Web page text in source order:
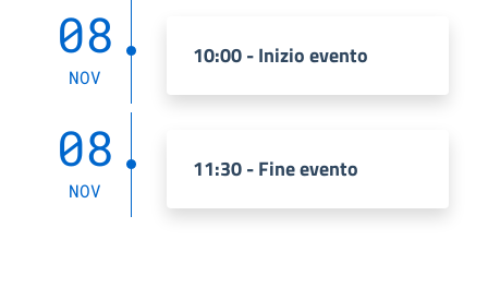
08
NOV
10:00 - Inizio evento
08
NOV
11:30 - Fine evento